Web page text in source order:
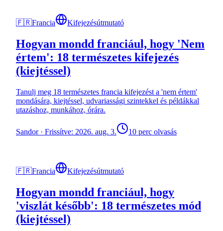
🇫🇷Francia Kifejezésútmutató
Hogyan mondd franciául, hogy 'Nem
értem': 18 természetes kifejezés
(kiejtéssel)
Tanulj meg 18 természetes francia kifejezést a 'nem értem'
mondására, kiejtéssel, udvariassági szintekkel és példákkal
utazáshoz, munkához, órára.
Sandor· Frissítve: 2026. aug. 3. 10 perc olvasás
🇫🇷Francia Kifejezésútmutató
Hogyan mondd franciául, hogy
'viszlát később': 18 természetes mód
(kiejtéssel)